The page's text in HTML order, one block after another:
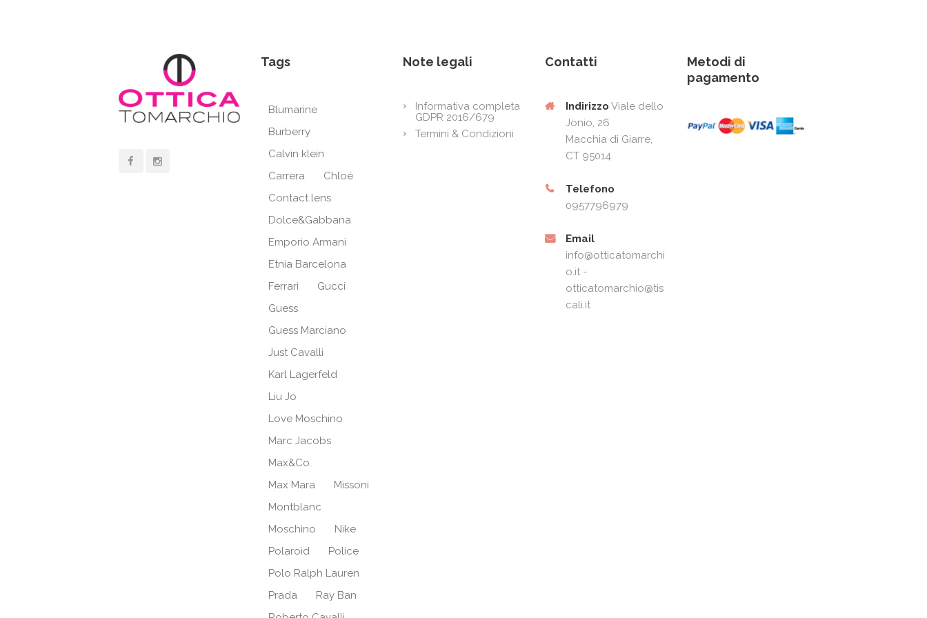
Tags
Blumarine
Burberry
Calvin klein
Carrera
Chloé
Contact lens
Dolce&Gabbana
Emporio Armani
Etnia Barcelona
Ferrari
Gucci
Guess
Guess Marciano
Just Cavalli
Karl Lagerfeld
Liu Jo
Love Moschino
Marc Jacobs
Max&Co.
Max Mara
Missoni
Montblanc
Moschino
Nike
Polaroid
Police
Polo Ralph Lauren
Prada
Ray Ban
Note legali
Informativa completa
GDPR 2016/679
Termini & Condizioni
Contatti
Indirizzo Viale dello
Jonio, 26
Macchia di Giarre,
CT 95014
Telefono
0957796979
Email
info@otticatomarchi
o.it -
otticatomarchio@tis
cali.it
Metodi di
pagamento